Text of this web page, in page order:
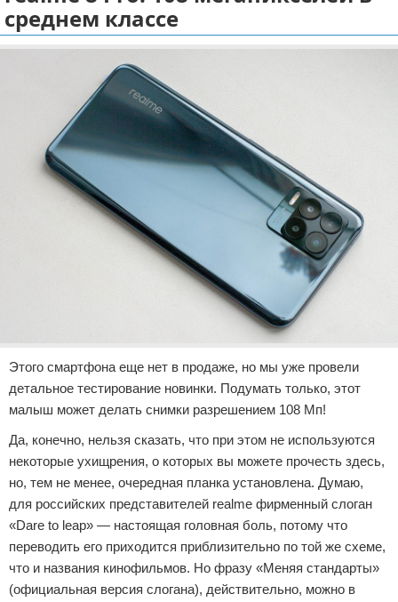
Разное
Отказ от ответственности
среднем классе
Этого смартфона еще нет в продаже, но мы уже провели
детальное тестирование новинки. Подумать только, этот
малыш может делать снимки разрешением 108 Мп!
Да, конечно, нельзя сказать, что при этом не используются
некоторые ухищрения, о которых вы можете прочесть здесь,
но, тем не менее, очередная планка установлена. Думаю,
для российских представителей realme фирменный слоган
«Dare to leap» — настоящая головная боль, потому что
переводить его приходится приблизительно по той же схеме,
что и названия кинофильмов. Но фразу «Меняя стандарты»
(официальная версия слогана), действительно, можно в